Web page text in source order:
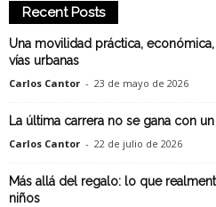
Recent Posts
Una movilidad práctica,
vías urbanas
Carlos Cantor - 23 de mayo de 2026
La última carrera no se gana con
Carlos Cantor - 22 de julio de 2026
Más allá del regalo: lo que
niños